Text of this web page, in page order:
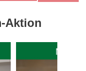
Aktion